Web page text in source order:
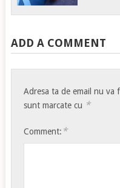
ADD A COMMENT
Adresa ta de email nu va
sunt marcate cu *
Comment: *